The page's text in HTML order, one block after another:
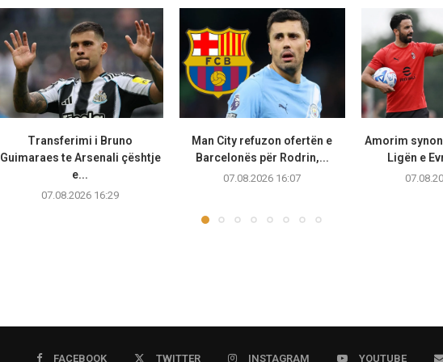
Transferimi i Bruno
Guimaraes te Arsenali çështje
e...
07.08.2026 16:29
Man City refuzon ofertën e
Barcelonës për Rodrin,...
07.08.2026 16:07
Amorim
Ligën e
FACEBOOK TWITTER INSTAGRAM YOUTUBE